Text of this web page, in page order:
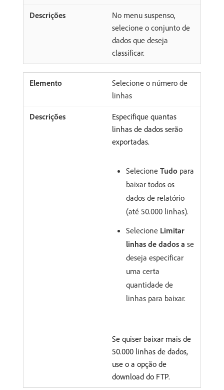
No menu suspenso,
selecione o conjunto de
dados que deseja
classificar.
Selecione o número de
linhas
Especifique quantas
linhas de dados serão
exportadas.
Selecione Tudo para
baixar todos os
dados de relatório
(até 50.000 linhas).
Selecione Limitar
linhas de dados a se
deseja especificar
uma certa
quantidade de
linhas para baixar.
Se quiser baixar mais de
50.000 linhas de dados,
use o a opção de
download do FTP.